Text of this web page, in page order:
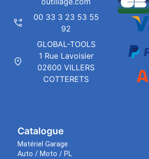
Catalogue
Matériel Garage
Auto / Moto / PL
00 33 3 23 53 55
92
GLOBAL-TOOLS
1 Rue Lavoisier
02600 VILLERS
COTTERETS